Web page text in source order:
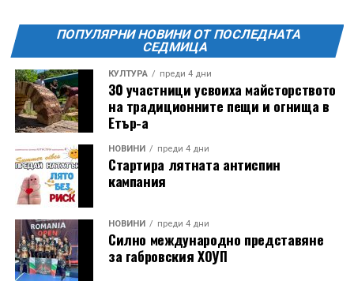
ПОПУЛЯРНИ НОВИНИ ОТ ПОСЛЕДНАТА
СЕДМИЦА
КУЛТУРА преди 4 дни
30 участници усвоиха майсторството
на традиционните пещи и огнища в
Етър-а
НОВИНИ преди 4 дни
Стартира лятната антиспин
кампания
НОВИНИ преди 4 дни
Силно международно представяне
за габровския ХОУП